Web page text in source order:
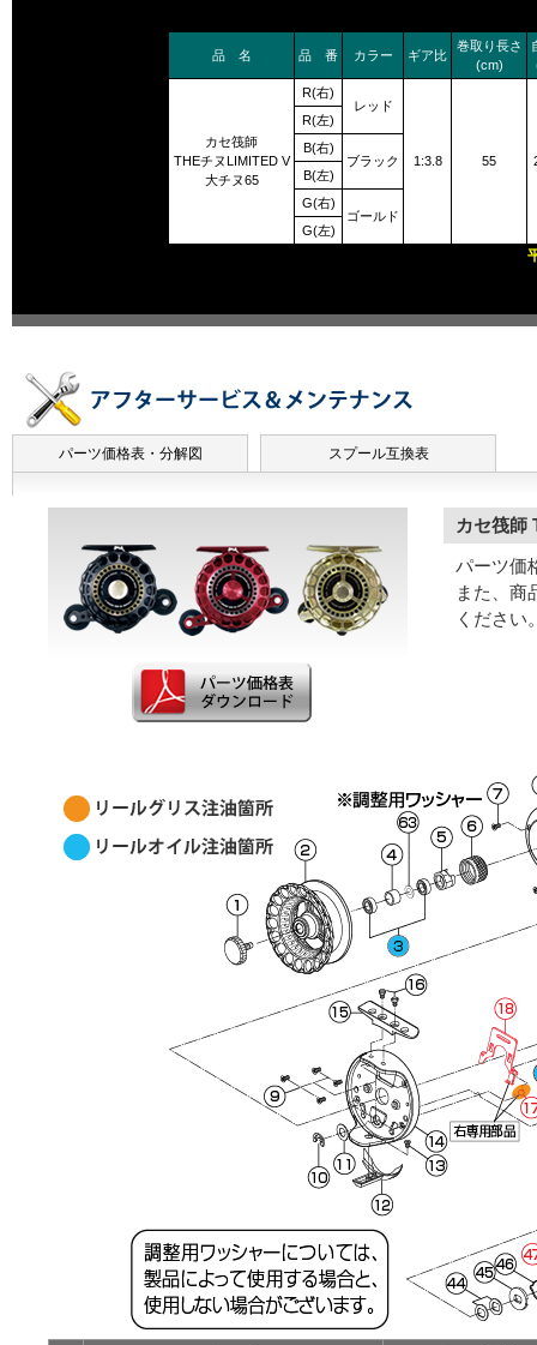
品 名 品 番 カラー ギア比
巻取り長さ
(cm)
カセ筏師
THEチヌLIMITED V
大チヌ65
R(右)
レッド
1:3.8 55
R(左)
B(右)
ブラック
B(左)
G(右)
ゴールド
G(左)
パーツ価格表・分解図 スプール互換表
カセ筏師
パーツ価
また、商
ください